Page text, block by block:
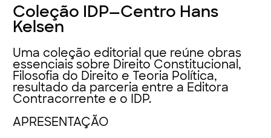
Coleção IDP—Centro Hans
Kelsen
Uma coleção editorial que reúne obras
essenciais sobre Direito Constitucional,
Filosofia do Direito e Teoria Política,
resultado da parceria entre a Editora
Contracorrente e o IDP.
APRESENTAÇÃO